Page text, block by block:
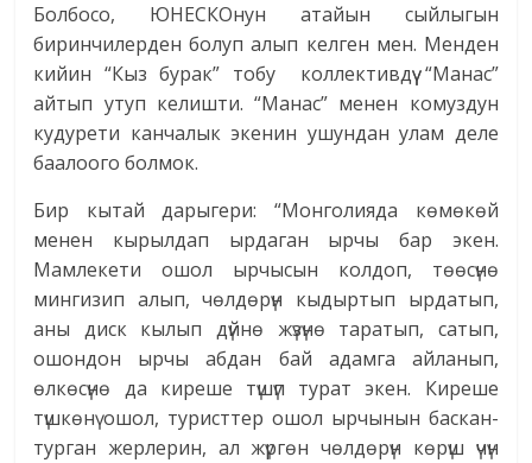
Болбосо, ЮНЕСКОнун атайын сыйлыгын
биринчилерден болуп алып келген мен. Менден
кийин “Кыз бурак” тобу коллективдүү “Манас”
айтып утуп келишти. “Манас” менен комуздун
кудурети канчалык экенин ушундан улам деле
баалоого болмок.
Бир кытай дарыгери: “Монголияда көмөкөй
менен кырылдап ырдаган ырчы бар экен.
Мамлекети ошол ырчысын колдоп, төөсүнө
мингизип алып, чөлдөрүн кыдыртып ырдатып,
аны диск кылып дүйнө жүзүнө таратып, сатып,
ошондон ырчы абдан бай адамга айланып,
өлкөсүнө да киреше түшүп турат экен. Киреше
түшкөнү ошол, туристтер ошол ырчынын баскан-
турган жерлерин, ал жүргөн чөлдөрүн көрүш үчүн